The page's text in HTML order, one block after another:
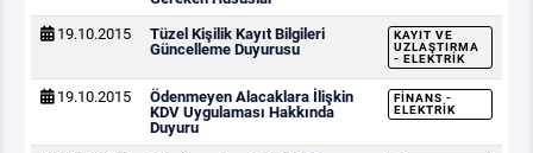
19.10.2015
Tüzel Kişilik Kayıt Bilgileri
Güncelleme Duyurusu
KAYIT VE
UZLAŞTIRMA
- ELEKTRIK
19.10.2015
Ödenmeyen Alacaklara İlişkin
KDV Uygulaması Hakkında
Duyuru
FINANS -
ELEKTRIK